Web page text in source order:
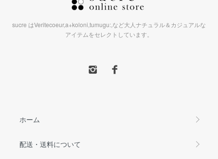
sucre はVeritecoeur,a+koloni,tumugu:,など大人ナチュラル＆カジュアルな
アイテムをセレクトしています。
ホーム
配送・送料について